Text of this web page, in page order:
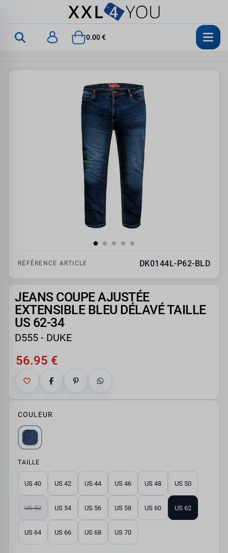
0.00 €
RÉFÉRENCE ARTICLE DK0144L-P62-BLD
JEANS COUPE AJUSTÉE
EXTENSIBLE BLEU DÉLAVÉ TAILLE
US 62-34
D555 - DUKE
56.95 €
COULEUR
TAILLE
US 40 US 42 US 44 US 46 US 48 US 50
US 52 US 54 US 56 US 58 US 60 US 62
US 64 US 66 US 68 US 70